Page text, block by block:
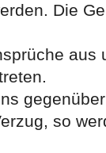
Die
aus
so